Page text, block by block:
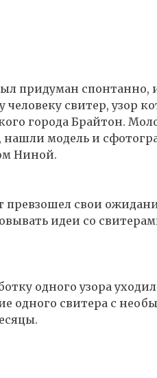
придуман спонтанно,
человеку свитер, узор
города Брайтон.
модель и
Ниной.
превзошел свои
идеи со
одного узора
одного свитера с